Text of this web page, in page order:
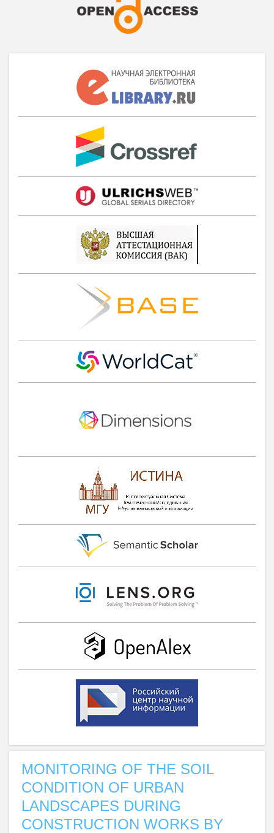
MONITORING OF THE SOIL
CONDITION OF URBAN
LANDSCAPES DURING
CONSTRUCTION WORKS BY